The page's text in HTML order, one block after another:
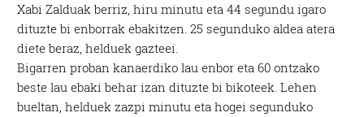
Xabi Zalduak berriz, hiru minutu eta 44 segundu igaro
dituzte bi enborrak ebakitzen. 25 segunduko aldea atera
diete beraz, helduek gazteei.
Bigarren proban kanaerdiko lau enbor eta 60 ontzako
beste lau ebaki behar izan dituzte bi bikoteek. Lehen
bueltan, helduek zazpi minutu eta hogei segunduko